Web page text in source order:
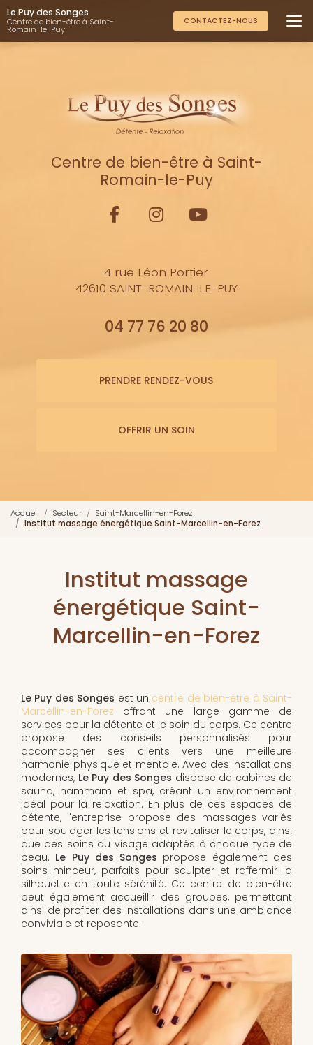
Aller
au
contenu
principal
Le Puy des Songes
Centre de bien-être à Saint-
Romain-le-Puy
CONTACTEZ-NOUS
Centre de bien-être à Saint-
Romain-le-Puy
4 rue Léon Portier
42610 SAINT-ROMAIN-LE-PUY
04 77 76 20 80
PRENDRE RENDEZ-VOUS
OFFRIR UN SOIN
Accueil Secteur
Saint-Marcellin-en-Forez
Institut massage énergétique Saint-Marcellin-en-Forez
Institut massage
énergétique Saint-
Marcellin-en-Forez
Le Puy des Songes est un centre de bien-être à Saint-
Marcellin-en-Forez offrant une large gamme de
services pour la détente et le soin du corps. Ce centre
propose des conseils personnalisés pour
accompagner ses clients vers une meilleure
harmonie physique et mentale. Avec des installations
modernes, Le Puy des Songes dispose de cabines de
sauna, hammam et spa, créant un environnement
idéal pour la relaxation. En plus de ces espaces de
détente, l'entreprise propose des massages variés
pour soulager les tensions et revitaliser le corps, ainsi
que des soins du visage adaptés à chaque type de
peau. Le Puy des Songes propose également des
soins minceur, parfaits pour sculpter et raffermir la
silhouette en toute sérénité. Ce centre de bien-être
peut également accueillir des groupes, permettant
ainsi de profiter des installations dans une ambiance
conviviale et reposante.